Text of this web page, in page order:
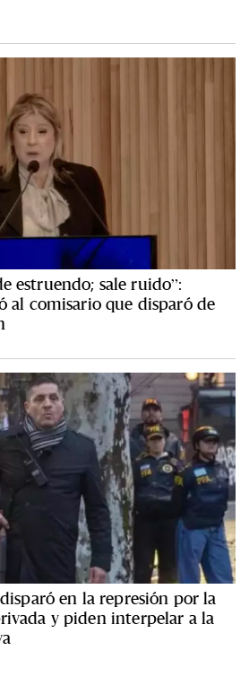
estruendo; sale ruido”:
al comisario que disparó de
en la represión por la
y piden interpelar a la